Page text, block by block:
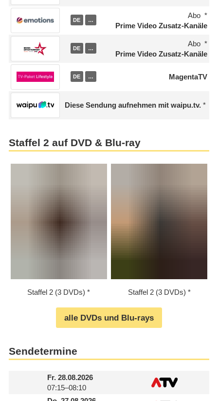
DE …
Abo
Prime Video Zusatz-Kanäle
DE …
Abo
Prime Video Zusatz-Kanäle
DE … MagentaTV
Diese Sendung aufnehmen mit waipu.tv.
Staffel 2 auf DVD & Blu-ray
Staffel 2 (3 DVDs) Staffel 2 (3 DVDs)
alle DVDs und Blu-rays
Sendetermine
Fr.28.08.2026
07:15–08:10